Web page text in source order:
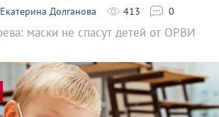
Екатерина Долганова 413 0
маски не спасут детей от ОРВИ